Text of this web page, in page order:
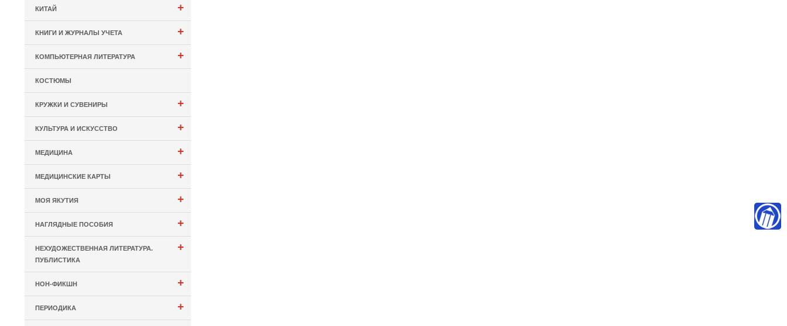
+
КИТАЙ
+
КНИГИ И ЖУРНАЛЫ УЧЕТА
+
КОМПЬЮТЕРНАЯ ЛИТЕРАТУРА
КОСТЮМЫ
+
КРУЖКИ И СУВЕНИРЫ
+
КУЛЬТУРА И ИСКУССТВО
+
МЕДИЦИНА
+
МЕДИЦИНСКИЕ КАРТЫ
+
МОЯ ЯКУТИЯ
+
НАГЛЯДНЫЕ ПОСОБИЯ
+
НЕХУДОЖЕСТВЕННАЯ ЛИТЕРАТУРА.
ПУБЛИСТИКА
+
НОН-ФИКШН
+
ПЕРИОДИКА